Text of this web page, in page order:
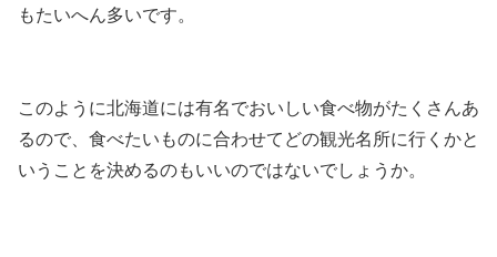
もたいへん多いです。
このように北海道には有名でおいしい食べ物がたくさんあ
るので、食べたいものに合わせてどの観光名所に行くかと
いうことを決めるのもいいのではないでしょうか。